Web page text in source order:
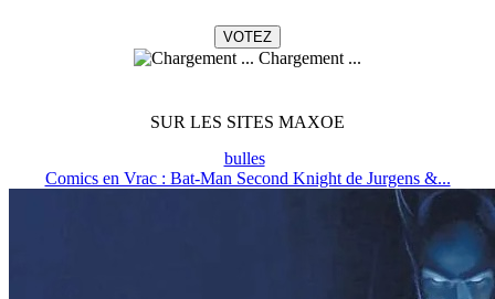
Chargement ...
SUR LES SITES MAXOE
bulles
Comics en Vrac : Bat-Man Second Knight de Jurgens &...